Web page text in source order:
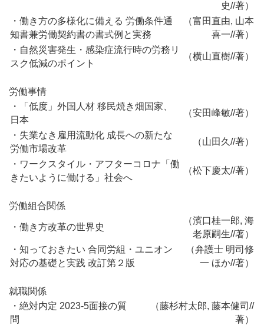
史//著）
・働き方の多様化に備える 労働条件通
知書兼労働契約書の書式例と実務
（富田直由, 山本
喜一//著）
・自然災害発生・感染症流行時の労務リ
スク低減のポイント
（横山直樹//著）
労働事情
・「低度」外国人材 移民焼き畑国家、
日本
（安田峰敏//著）
・失業なき雇用流動化 成長への新たな
労働市場改革
（山田久//著）
・ワークスタイル・アフターコロナ「働
きたいように働ける」社会へ
（松下慶太//著）
労働組合関係
・働き方改革の世界史
（濱口桂一郎, 海
老原嗣生//著）
・知っておきたい 合同労組・ユニオン
対応の基礎と実践 改訂第２版
（弁護士 明司修
一 ほか//著）
就職関係
・絶対内定 2023-5面接の質
問
（藤杉村太郎, 藤本健司//
著）